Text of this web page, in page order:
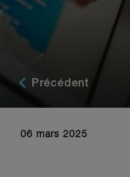
Précédent
06 mars 2025